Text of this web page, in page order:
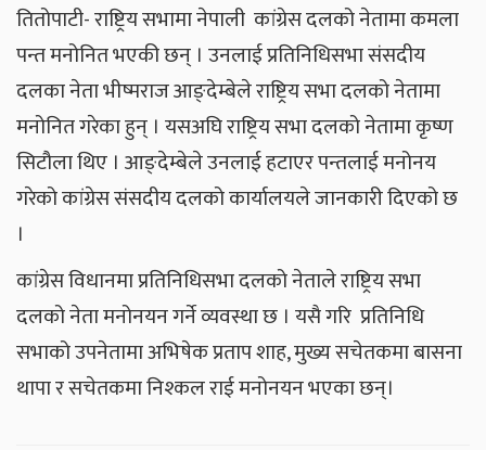
तितोपाटी- राष्ट्रिय सभामा नेपाली कांग्रेस दलको नेतामा कमला
पन्त मनोनित भएकी छन् । उनलाई प्रतिनिधिसभा संसदीय
दलका नेता भीष्मराज आङ्देम्बेले राष्ट्रिय सभा दलको नेतामा
मनोनित गरेका हुन् । यसअघि राष्ट्रिय सभा दलको नेतामा कृष्ण
सिटौला थिए । आङ्देम्बेले उनलाई हटाएर पन्तलाई मनोनय
गरेको कांग्रेस संसदीय दलको कार्यालयले जानकारी दिएको छ
।
कांग्रेस विधानमा प्रतिनिधिसभा दलको नेताले राष्ट्रिय सभा
दलको नेता मनोनयन गर्ने व्यवस्था छ । यसै गरि प्रतिनिधि
सभाको उपनेतामा अभिषेक प्रताप शाह, मुख्य सचेतकमा बासना
थापा र सचेतकमा निश्कल राई मनोनयन भएका छन्।